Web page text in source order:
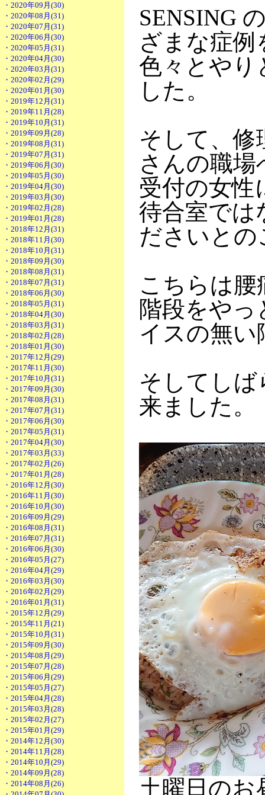
・2020年09月(30)
・2020年08月(31)
・2020年07月(31)
・2020年06月(30)
・2020年05月(31)
・2020年04月(30)
・2020年03月(31)
・2020年02月(29)
・2020年01月(30)
・2019年12月(31)
・2019年11月(28)
・2019年10月(31)
・2019年09月(28)
・2019年08月(31)
・2019年07月(31)
・2019年06月(30)
・2019年05月(30)
・2019年04月(30)
・2019年03月(30)
・2019年02月(28)
・2019年01月(28)
・2018年12月(31)
・2018年11月(30)
・2018年10月(31)
・2018年09月(30)
・2018年08月(31)
・2018年07月(31)
・2018年06月(30)
・2018年05月(31)
・2018年04月(30)
・2018年03月(31)
・2018年02月(28)
・2018年01月(30)
・2017年12月(29)
・2017年11月(30)
・2017年10月(31)
・2017年09月(30)
・2017年08月(31)
・2017年07月(31)
・2017年06月(30)
・2017年05月(31)
・2017年04月(30)
・2017年03月(33)
・2017年02月(26)
・2017年01月(28)
・2016年12月(30)
・2016年11月(30)
・2016年10月(30)
・2016年09月(29)
・2016年08月(31)
・2016年07月(31)
・2016年06月(30)
・2016年05月(27)
・2016年04月(29)
・2016年03月(30)
・2016年02月(29)
・2016年01月(31)
・2015年12月(29)
・2015年11月(21)
・2015年10月(31)
・2015年09月(30)
・2015年08月(29)
・2015年07月(28)
・2015年06月(29)
・2015年05月(27)
・2015年04月(28)
・2015年03月(28)
・2015年02月(27)
・2015年01月(29)
・2014年12月(30)
・2014年11月(28)
・2014年10月(29)
・2014年09月(28)
・2014年08月(26)
SENSING
ざまな症例
色々とやり
した。
そして、修
さんの職場
受付の女性
待合室では
ださいとの
こちらは
階段をや
イスの無い
そしてし
来ました。
土曜日の